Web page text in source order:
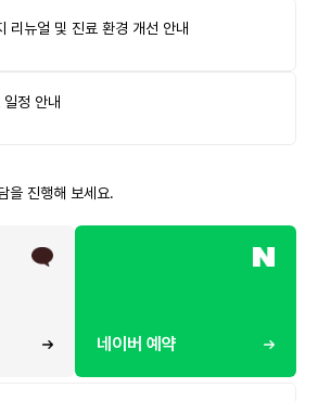
리뉴얼 및 진료 환경 개선 안내
정 안내
을 진행해 보세요.
네이버 예약